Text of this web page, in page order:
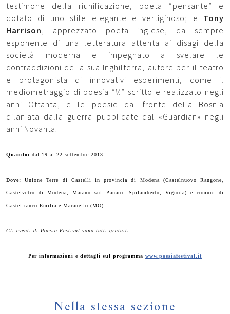
testimone della riunificazione, poeta “pensante” e
dotato di uno stile elegante e vertiginoso; e Tony
Harrison, apprezzato poeta inglese, da sempre
esponente di una letteratura attenta ai disagi della
società moderna e impegnato a svelare le
contraddizioni della sua Inghilterra, autore per il teatro
e protagonista di innovativi esperimenti, come il
mediometraggio di poesia “V.” scritto e realizzato negli
anni Ottanta, e le poesie dal fronte della Bosnia
dilaniata dalla guerra pubblicate dal «Guardian» negli
anni Novanta.
Quando: dal 19 al 22 settembre 2013
Dove: Unione Terre di Castelli in provincia di Modena (Castelnuovo Rangone,
Castelvetro di Modena, Marano sul Panaro, Spilamberto, Vignola) e comuni di
Castelfranco Emilia e Maranello (MO)
Gli eventi di Poesia Festival sono tutti gratuiti
Per informazioni e dettagli sul programma www.poesiafestival.it
Nella stessa sezione